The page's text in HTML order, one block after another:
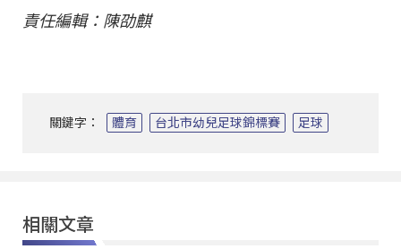
責任編輯：陳劭麒
關鍵字： 體育 台北市幼兒足球錦標賽 足球
相關文章